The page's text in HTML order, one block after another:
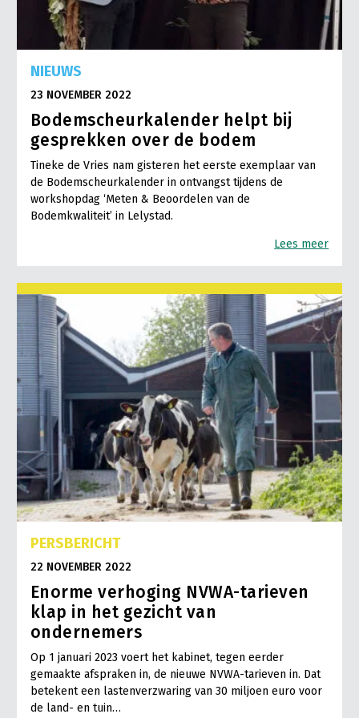
NIEUWS
23 NOVEMBER 2022
Bodemscheurkalender helpt bij
gesprekken over de bodem
Tineke de Vries nam gisteren het eerste exemplaar van
de Bodemscheurkalender in ontvangst tijdens de
workshopdag ‘Meten & Beoordelen van de
Bodemkwaliteit’ in Lelystad.
Lees meer
PERSBERICHT
22 NOVEMBER 2022
Enorme verhoging NVWA-tarieven
klap in het gezicht van
ondernemers
Op 1 januari 2023 voert het kabinet, tegen eerder
gemaakte afspraken in, de nieuwe NVWA-tarieven in. Dat
betekent een lastenverzwaring van 30 miljoen euro voor
de land- en tuin…